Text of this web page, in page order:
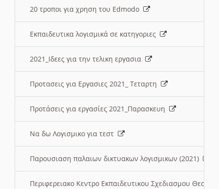
20 τροποι για χρηση του Edmodo
Εκπαιδευτικα λογισμικά σε κατηγοριες
2021_Ιδεες για την τελικη εργασια
Προτασεις για Εργασιες 2021_ Τεταρτη
Προτάσεις για εργασίες 2021_Παρασκευη
Να δω Λογισμικο για τεστ
Παρουσιαση παλαιων δικτυακων λογισμικων (2021)
Περιφερειακο Κεντρο Εκπαιδευτικου Σχεδιασμου